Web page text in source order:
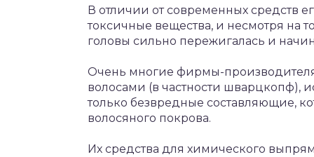
В отличии от современных средств
токсичные вещества, и несмотря на
головы сильно пережигалась и
Очень многие фирмы-производителя
волосами (в частности шварцкопф),
только безвредные составляющие,
волосяного покрова.
Их средства для химического